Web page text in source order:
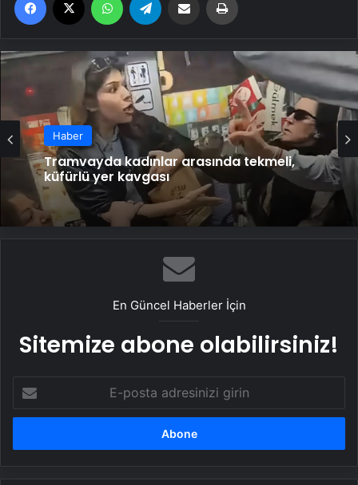
Haber
Tramvayda kadınlar arasında tekmeli,
küfürlü yer kavgası
En Güncel Haberler İçin
Sitemize abone olabilirsiniz!
posta
adresinizi